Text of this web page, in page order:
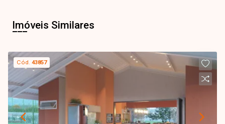
Imóveis Similares
Cód.43857